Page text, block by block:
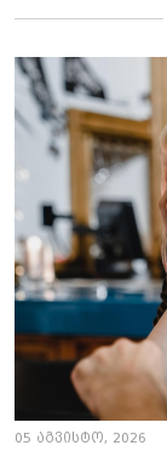
05 აგვისტო, 2026